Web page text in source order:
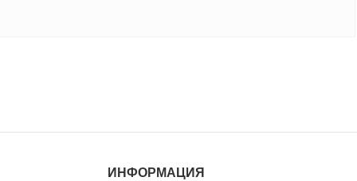
ИНФОРМАЦИЯ